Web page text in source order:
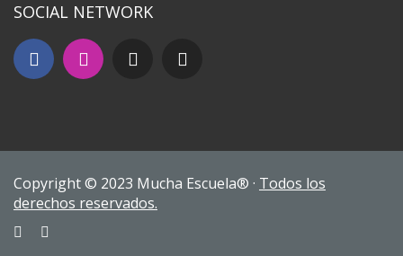
SOCIAL NETWORK
Copyright © 2023 Mucha Escuela® · Todos los
derechos reservados.